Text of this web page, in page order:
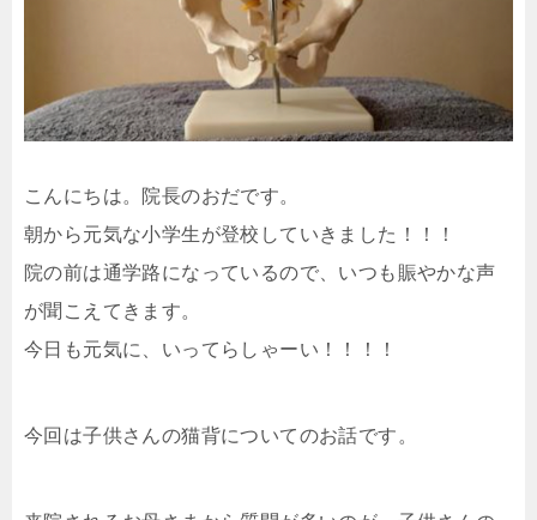
こんにちは。院長のおだです。
朝から元気な小学生が登校していきました！！！
院の前は通学路になっているので、いつも賑やかな声
が聞こえてきます。
今日も元気に、いってらしゃーい！！！！
今回は子供さんの猫背についてのお話です。